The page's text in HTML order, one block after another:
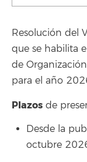
Resolución del
que se habilita
de
para el año
Plazos de
Desde la
octubre